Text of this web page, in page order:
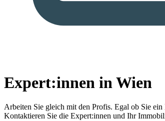
Expert:innen in Wien
Arbeiten Sie gleich mit den Profis. Egal ob Sie ein
Kontaktieren Sie die Expert:innen und Ihr